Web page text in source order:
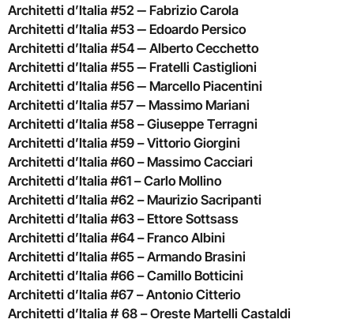
Architetti d’Italia #52 ‒ Fabrizio Carola
Architetti d’Italia #53 ‒ Edoardo Persico
Architetti d’Italia #54 ‒ Alberto Cecchetto
Architetti d’Italia #55 ‒ Fratelli Castiglioni
Architetti d’Italia #56 ‒ Marcello Piacentini
Architetti d’Italia #57 ‒ Massimo Mariani
Architetti d’Italia #58 – Giuseppe Terragni
Architetti d’Italia #59 – Vittorio Giorgini
Architetti d’Italia #60 – Massimo Cacciari
Architetti d’Italia #61 – Carlo Mollino
Architetti d’Italia #62 – Maurizio Sacripanti
Architetti d’Italia #63 – Ettore Sottsass
Architetti d’Italia #64 – Franco Albini
Architetti d’Italia #65 – Armando Brasini
Architetti d’Italia #66 – Camillo Botticini
Architetti d’Italia #67 – Antonio Citterio
Architetti d’Italia # 68 – Oreste Martelli Castaldi